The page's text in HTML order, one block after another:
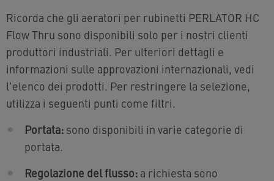
Ricorda che gli aeratori per rubinetti PERLATOR HC
Flow Thru sono disponibili solo per i nostri clienti
produttori industriali. Per ulteriori dettagli e
informazioni sulle approvazioni internazionali, vedi
l'elenco dei prodotti. Per restringere la selezione,
utilizza i seguenti punti come filtri.
Portata: sono disponibili in varie categorie di
portata.
Regolazione del flusso: a richiesta sono